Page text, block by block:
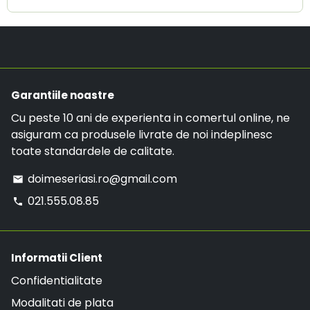
Garantiile noastre
Cu peste 10 ani de experienta in comertul online, ne
asiguram ca produsele livrate de noi indeplinesc
toate standardele de calitate.
email doimeseriasi.ro@gmail.com
phone 021.555.08.85
Informatii Client
Confidentialitate
Modalitati de plata